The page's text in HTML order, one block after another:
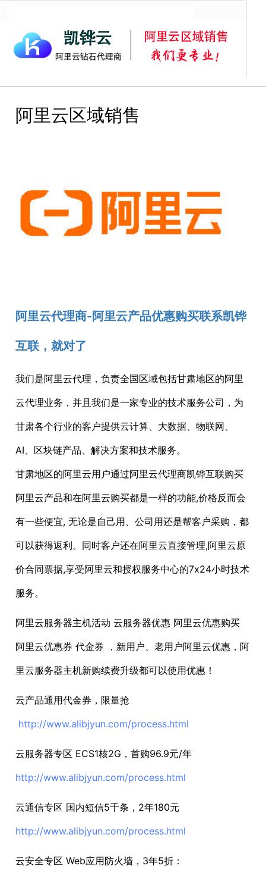
阿里云区域销售
阿里云代理商-阿里云产品优惠购买联系凯铧
互联，就对了
我们是阿里云代理，负责全国区域包括甘肃地区的阿里
云代理业务，并且我们是一家专业的技术服务公司，为
甘肃各个行业的客户提供云计算、大数据、物联网、
AI、区块链产品、解决方案和技术服务。
甘肃地区的阿里云用户通过阿里云代理商凯铧互联购买
阿里云产品和在阿里云购买都是一样的功能,价格反而会
有一些便宜, 无论是自己用、公司用还是帮客户采购，都
可以获得返利。同时客户还在阿里云直接管理,阿里云原
价合同票据,享受阿里云和授权服务中心的7x24小时技术
服务。
阿里云服务器主机活动 云服务器优惠 阿里云优惠购买
阿里云优惠券 代金券 ，新用户、老用户阿里云优惠，阿
里云服务器主机新购续费升级都可以使用优惠！
云产品通用代金券，限量抢
http://www.alibjyun.com/process.html
云服务器专区 ECS1核2G，首购96.9元/年
http://www.alibjyun.com/process.html
云通信专区 国内短信5千条，2年180元
http://www.alibjyun.com/process.html
云安全专区 Web应用防火墙，3年5折：